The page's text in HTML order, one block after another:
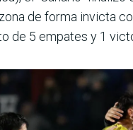
de forma invicta
de 5 empates y 1